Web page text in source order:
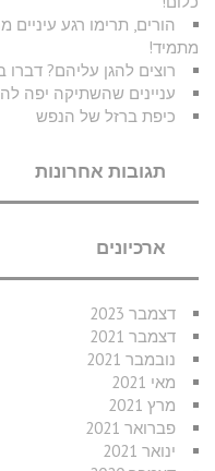
הורים, תרימו רגע
מתמיד!
רוצים להגן עליהם? דברו
עניינים שהשתיקה יפה
כיפת ברזל של הנפש
תגובות אחרונות
ארכיונים
דצמבר 2023
דצמבר 2021
נובמבר 2021
מאי 2021
מרץ 2021
פברואר 2021
ינואר 2021